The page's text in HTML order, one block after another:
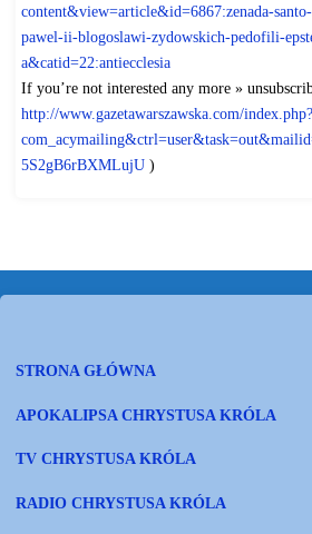
content&view=article&id=6867:zenada-
pawel-ii-blogoslawi-zydowskich-pedofili-
a&catid=22:antiecclesia
If you’re not interested any more »
http://www.gazetawarszawska. com/
com_acymailing&ctrl=user&task=
5S2gB6rBXMLujU)
STRONA GŁÓWNA
APOKALIPSA CHRYSTUSA KRÓLA
TV CHRYSTUSA KRÓLA
RADIO CHRYSTUSA KRÓLA